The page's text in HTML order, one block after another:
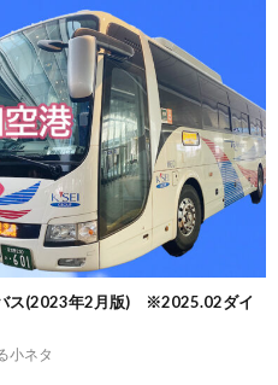
ス(2023年2月版) ※2025.02ダイ
小ネタ